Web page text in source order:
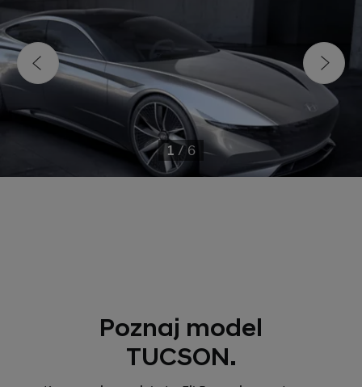
1 /6
Poznaj model
TUCSON.